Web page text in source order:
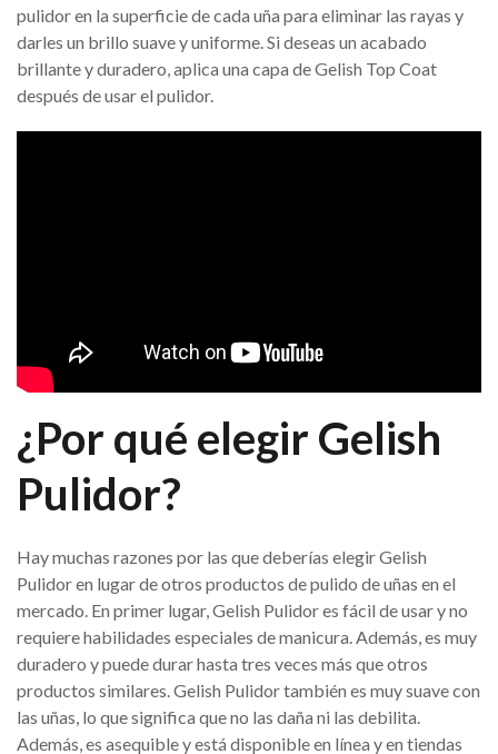
pulidor en la superficie de cada uña para eliminar las rayas y
darles un brillo suave y uniforme. Si deseas un acabado
brillante y duradero, aplica una capa de Gelish Top Coat
después de usar el pulidor.
¿Por qué elegir Gelish
Pulidor?
Hay muchas razones por las que deberías elegir Gelish
Pulidor en lugar de otros productos de pulido de uñas en el
mercado. En primer lugar, Gelish Pulidor es fácil de usar y no
requiere habilidades especiales de manicura. Además, es muy
duradero y puede durar hasta tres veces más que otros
productos similares. Gelish Pulidor también es muy suave con
las uñas, lo que significa que no las daña ni las debilita.
Además, es asequible y está disponible en línea y en tiendas